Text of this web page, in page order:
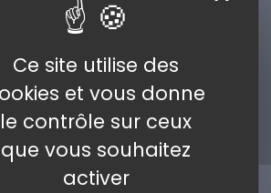
Ce site utilise des
et vous donne
le contrôle sur ceux
que vous souhaitez
activer